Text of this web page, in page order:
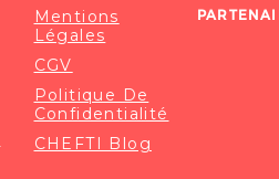
Mentions
Légales
CGV
Politique De
Confidentialité
CHEFTI Blog